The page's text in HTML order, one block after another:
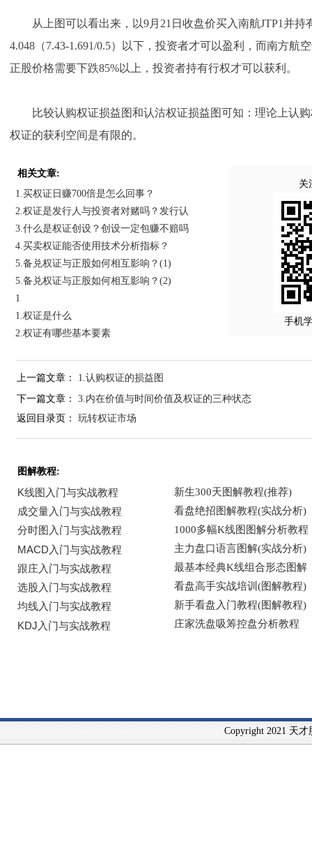
从上图可以看出来，以9月21日收盘价买入南航JTP1并持
4.048（7.43-1.691/0.5）以下，投资者才可以盈利，而南方航
正股价格需要下跌85%以上，投资者持有行权才可以获利。
比较认购权证损益图和认沽权证损益图可知：理论上认购
权证的获利空间是有限的。
相关文章:
1.买权证日赚700倍是怎么回事？
2.权证是发行人与投资者对赌吗？发行认
3.什么是权证创设？创设一定包赚不赔吗
4.买卖权证能否使用技术分析指标？
5.备兑权证与正股如何相互影响？(1)
5.备兑权证与正股如何相互影响？(2)
1
1.权证是什么
2.权证有哪些基本要素
关
手机
上一篇文章： 1.认购权证的损益图
下一篇文章： 3.内在价值与时间价值及权证的三种状态
返回目录页： 玩转权证市场
图解教程:
Copyright 2021 天